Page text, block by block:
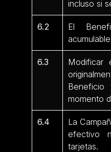
incluso si
6.2
El
6.3
Modificar
Beneficio
momento
6.4
La
efectivo
tarjetas.